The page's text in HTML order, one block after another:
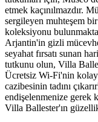
etmek kaçınılmazdır.
sergileyen muhteşem
koleksiyonu
Arjantin'in gizli
seyahat fırsatı sunan
tutkunu olun, Villa
Ücretsiz Wi-Fi'nin
cazibesinin tadını
endişelenmenize gerek
Villa Ballester'ın